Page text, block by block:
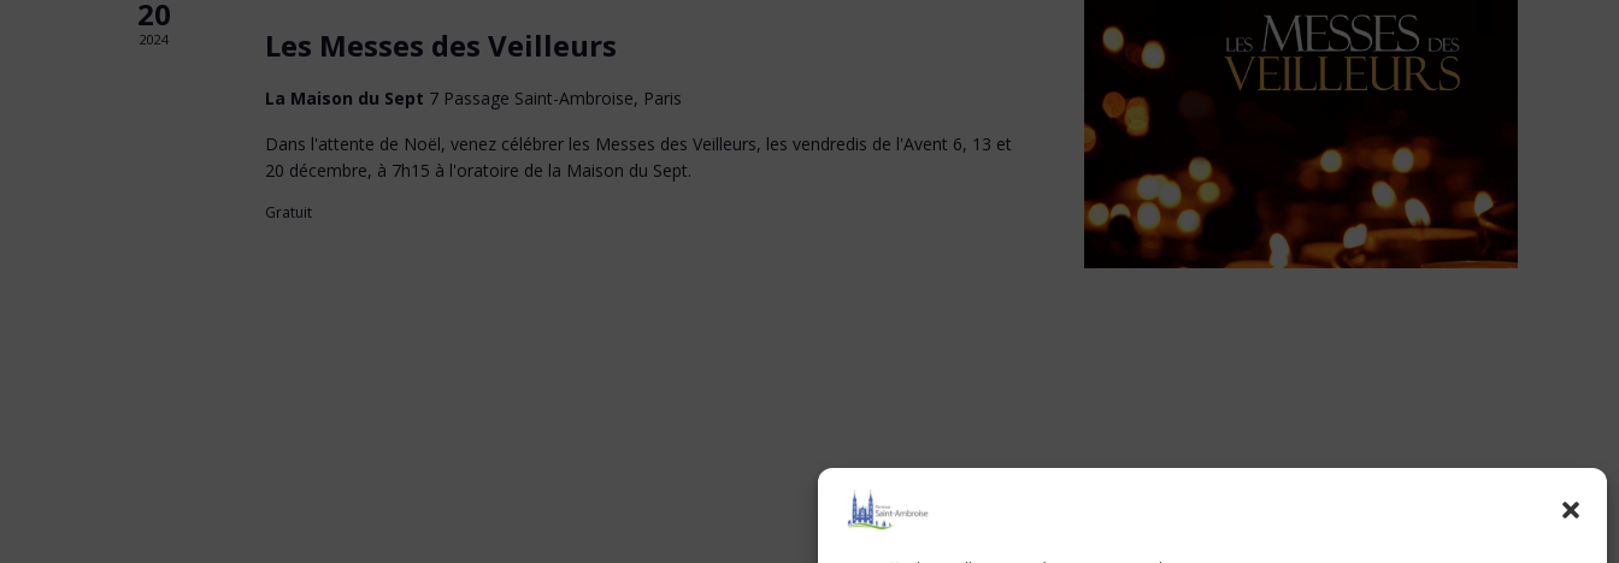
20
2024 Les Messes des Veilleurs
La Maison du Sept 7 Passage Saint-Ambroise, Paris
Dans l'attente de Noël, venez célébrer les Messes des Veilleurs, les vendredis de l'Avent 6, 13 et
20 décembre, à 7h15 à l'oratoire de la Maison du Sept.
Gratuit